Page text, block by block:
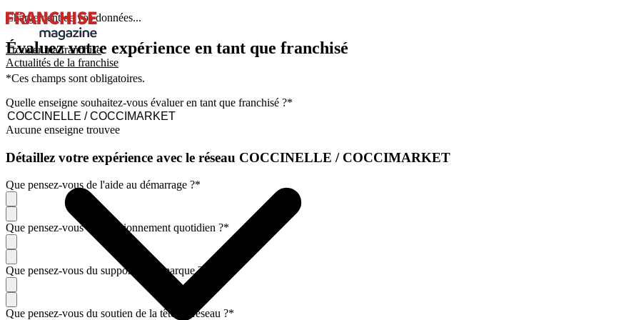
Trouver ma franchise
Actualités de la franchise
Chargement de vos données...
Évaluez votre expérience en tant que franchisé
*Ces champs sont obligatoires.
Quelle enseigne souhaitez-vous évaluer en tant que franchisé ?*
Aucune enseigne trouvee
Détaillez votre expérience avec le réseau COCCINELLE / COCCIMARKET
Que pensez-vous de l'aide au démarrage ?*
Que pensez-vous du fonctionnement quotidien ?*
Que pensez-vous du support de la marque ?
Que pensez-vous du soutien de la tête de réseau ?*